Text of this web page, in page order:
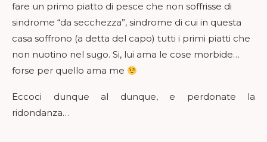
fare un primo piatto di pesce che non soffrisse di
sindrome “da secchezza”, sindrome di cui in questa
casa soffrono (a detta del capo) tutti i primi piatti che
non nuotino nel sugo. Si, lui ama le cose morbide…
forse per quello ama me
Eccoci dunque al dunque, e perdonate la
ridondanza…